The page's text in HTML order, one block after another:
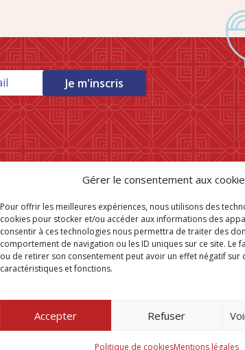
Gérer le consentement aux
Pour offrir les meilleures expériences, nous utilisons des
cookies pour stocker et/ou accéder aux informations des
consentir à ces technologies nous permettra de traiter des
comportement de navigation ou les ID uniques sur ce site. Le
ou de retirer son consentement peut avoir un effet négatif sur
caractéristiques et fonctions.
Accepter Refuser
Politique de cookiesMentions légales
Je m'inscris
Trouver mon
magasin Paris Store
Où nous trouver
©PARIS STORE 2026